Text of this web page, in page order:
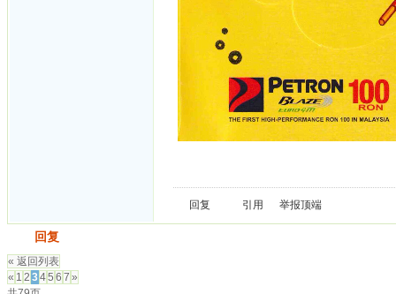
回复 引用 举报顶端
回复
« 返回列表
« 1 2 345 6 7 »